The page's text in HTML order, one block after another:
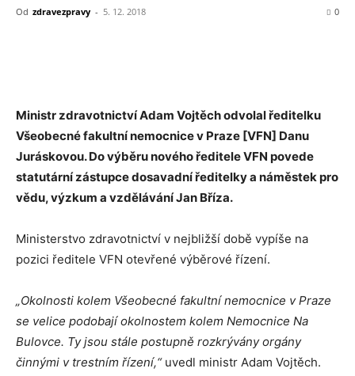
Od zdravezpravy - 5. 12. 2018 0
Ministr zdravotnictví Adam Vojtěch odvolal ředitelku
Všeobecné fakultní nemocnice v Praze [VFN] Danu
Juráskovou. Do výběru nového ředitele VFN povede
statutární zástupce dosavadní ředitelky a náměstek pro
vědu, výzkum a vzdělávání Jan Bříza.
Ministerstvo zdravotnictví v nejbližší době vypíše na
pozici ředitele VFN otevřené výběrové řízení.
„Okolnosti kolem Všeobecné fakultní nemocnice v Praze
se velice podobají okolnostem kolem Nemocnice Na
Bulovce. Ty jsou stále postupně rozkrývány orgány
činnými v trestním řízení,“ uvedl ministr Adam Vojtěch.